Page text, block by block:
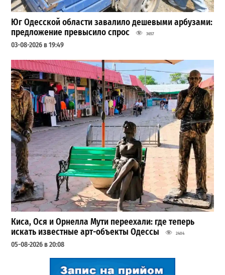
Юг Одесской области завалило дешевыми арбузами:
предложение превысило спрос
3657
03-08-2026 в 19:49
Киса, Ося и Орнелла Мути переехали: где теперь
искать известные арт-объекты Одессы
2404
05-08-2026 в 20:08